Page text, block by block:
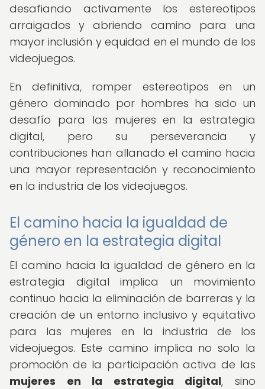
desafiando activamente los estereotipos
arraigados y abriendo camino para una
mayor inclusión y equidad en el mundo de los
videojuegos.
En definitiva, romper estereotipos en un
género dominado por hombres ha sido un
desafío para las mujeres en la estrategia
digital, pero su perseverancia y
contribuciones han allanado el camino hacia
una mayor representación y reconocimiento
en la industria de los videojuegos.
El camino hacia la igualdad de
género en la estrategia digital
El camino hacia la igualdad de género en la
estrategia digital implica un movimiento
continuo hacia la eliminación de barreras y la
creación de un entorno inclusivo y equitativo
para las mujeres en la industria de los
videojuegos. Este camino implica no solo la
promoción de la participación activa de las
mujeres en la estrategia digital, sino